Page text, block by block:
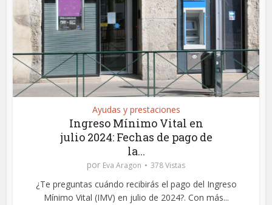
Ayudas y prestaciones
Ingreso Mínimo Vital en
julio 2024: Fechas de pago de
la...
por Eva Aragon 378 Vistas
¿Te preguntas cuándo recibirás el pago del Ingreso
Mínimo Vital (IMV) en julio de 2024?. Con más...